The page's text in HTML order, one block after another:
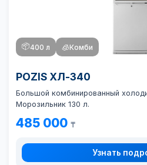
📦400 л 🧊Комби
POZIS ХЛ-340
Большой комбинированный
Морозильник 130 л.
485 000 ₸
Узнать